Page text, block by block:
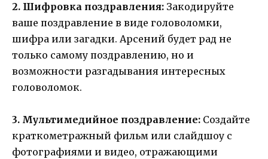
2. Шифровка поздравления: Закодируйте
ваше поздравление в виде головоломки,
шифра или загадки. Арсений будет рад не
только самому поздравлению, но и
возможности разгадывания интересных
головоломок.
3. Мультимедийное поздравление: Создайте
краткометражный фильм или слайдшоу с
фотографиями и видео, отражающими